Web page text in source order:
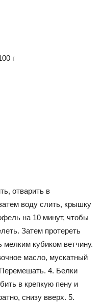
г
отварить в
воду слить, крышку
на 10 минут, чтобы
Затем протереть
мелким кубиком ветчину.
масло, мускатный
4. Белки
в крепкую пену и
снизу вверх. 5.